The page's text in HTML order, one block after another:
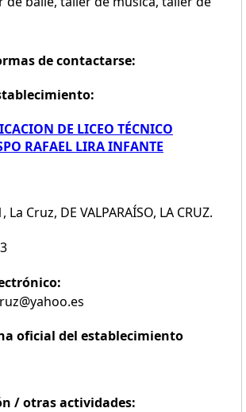
de contactarse:
DE LICEO TÉCNICO
RAFAEL LIRA INFANTE
Cruz, DE VALPARAÍSO, LA CRUZ.
oficial del establecimiento
/ otras actividades: